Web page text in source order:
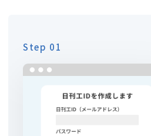
Step 01